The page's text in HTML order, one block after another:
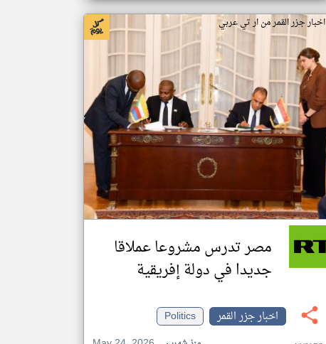
اخبار جزر القمر من ار تي عربي
مصر تدرس مشروعا عملاقا
جديدا في دولة إفريقية
اخبار جزر القمر
Politics